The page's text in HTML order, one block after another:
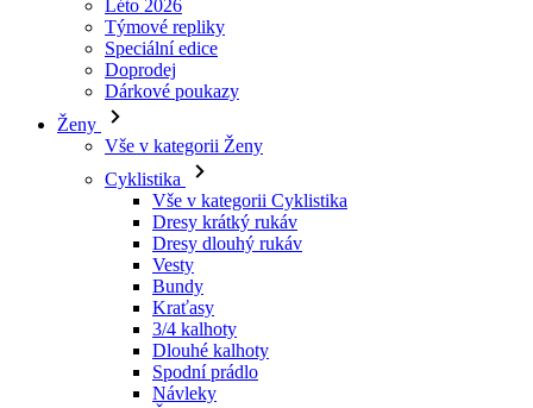
Ženy
Vše v kategorii Ženy
Cyklistika
Vše v kategorii Cyklistika
Dresy dlouhý rukáv
Vesty
Bundy
Kraťasy
3/4 kalhoty
Dlouhé kalhoty
Spodní prádlo
Návleky
Čepice
Rukavice
Ponožky
Doplňky